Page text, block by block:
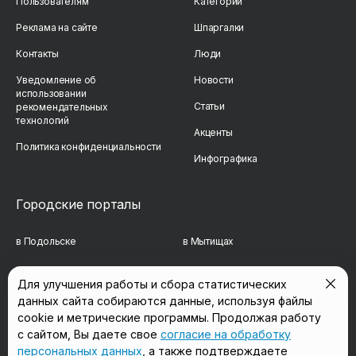
Реклама на сайте
Контакты
Уведомление об
использовании
рекомендательных
технологий
Политика конфиденциальности
Шпаргалки
Люди
Новости
Статьи
Акценты
Инфографика
Городские порталы
в Подольске в Мытищах
в Реутове
в Сергиевом Посаде в Люберцах
в Красногорске в Королёве
Для улучшения работы и сбора статистических
данных сайта собираются данные, используя файлы
cookie и метрические программы. Продолжая работу
с сайтом, Вы даете свое согласие на обработку
персональных данных , а также подтверждаете